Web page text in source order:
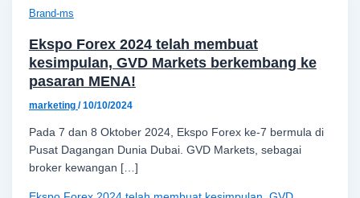
Brand-ms
Ekspo Forex 2024 telah membuat
kesimpulan, GVD Markets berkembang ke
pasaran MENA!
marketing /10/10/2024
Pada 7 dan 8 Oktober 2024, Ekspo Forex ke-7 bermula di
Pusat Dagangan Dunia Dubai. GVD Markets, sebagai
broker kewangan […]